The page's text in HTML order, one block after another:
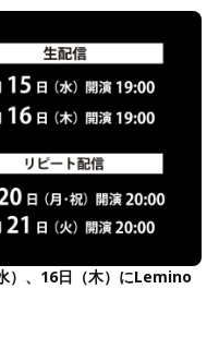
）、16日（木）にLemino